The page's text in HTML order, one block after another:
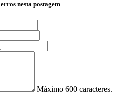
nesta postagem
Máximo 600 caracteres.